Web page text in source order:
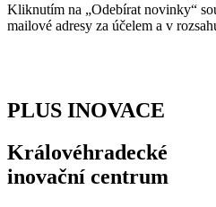
Kliknutím na „Odebírat novinky“
mailové adresy za účelem a v
PLUS INOVACE
Královéhradecké
inovační centrum